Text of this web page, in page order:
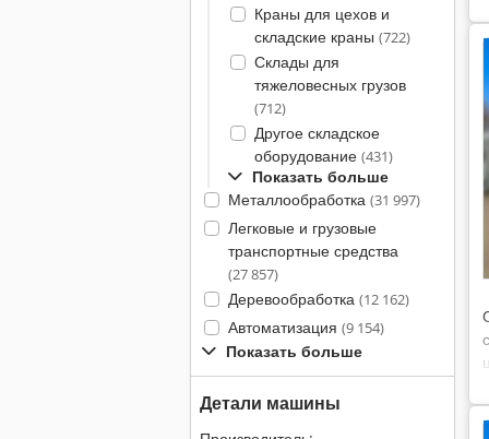
Краны для цехов и
складские краны (722)
Склады для
тяжеловесных грузов
(712)
Другое складское
оборудование (431)
Показать больше
Металлообработка (31 997)
Легковые и грузовые
транспортные средства
(27 857)
Деревообработка (12 162)
Автоматизация (9 154)
Показать больше
Детали машины